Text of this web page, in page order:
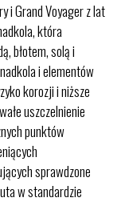
i Grand Voyager z lat
która
błotem, solą i
i elementów
korozji i niższe
uszczelnienie
punktów
sprawdzone
w standardzie